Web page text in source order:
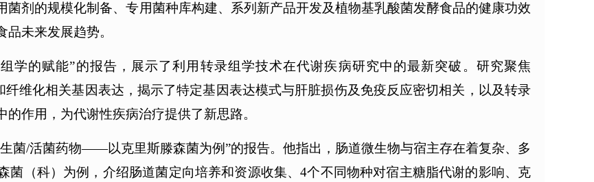
剂的规模化制备、专用菌种库构建、系列新产品开发及植物基乳酸菌发酵食品的健康功效
未来发展趋势。
学的赋能”的报告，展示了利用转录组学技术在代谢疾病研究中的最新突破。研究聚焦
维化相关基因表达，揭示了特定基因表达模式与肝脏损伤及免疫反应密切相关，以及转录
作用，为代谢性疾病治疗提供了新思路。
菌/活菌药物——以克里斯滕森菌为例”的报告。他指出，肠道微生物与宿主存在着复杂、多
菌（科）为例，介绍肠道菌定向培养和资源收集、4个不同物种对宿主糖脂代谢的影响、克